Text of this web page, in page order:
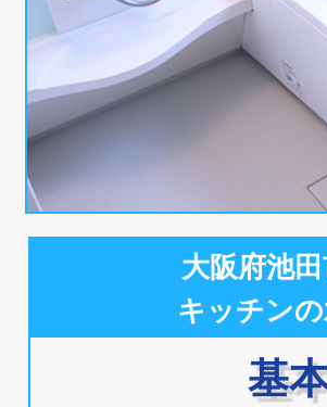
大阪府池
キッチン
基